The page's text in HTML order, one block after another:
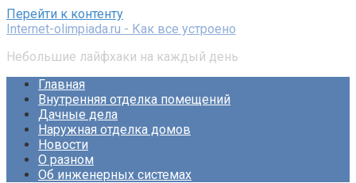
Перейти к контенту
Internet-olimpiada.ru - Как все устроено
Небольшие лайфхаки на каждый день
Главная
Внутренняя отделка помещений
Дачные дела
Наружная отделка домов
Новости
О разном
Об инженерных системах